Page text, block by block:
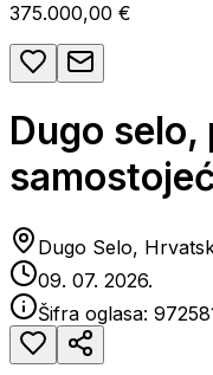
375.000,00 €
Dugo selo,
Dugo Selo,
09. 07. 2026.
Šifra oglasa: